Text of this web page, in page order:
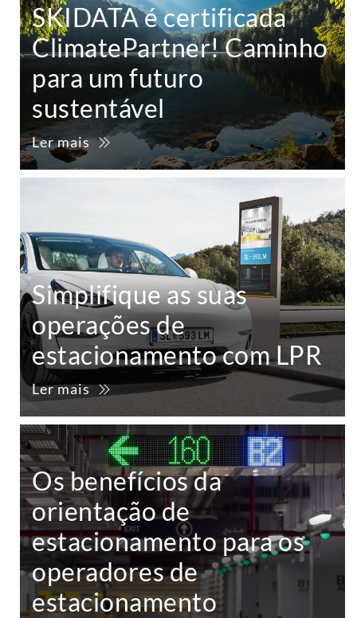
SKIDATA é certificada
ClimatePartner! Caminho
para um futuro
sustentável
Ler mais
Simplifique as suas
operações de
estacionamento com LPR
Ler mais
Os benefícios da
orientação de
estacionamento para os
operadores de
estacionamento